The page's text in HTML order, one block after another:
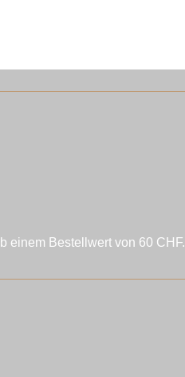
einem Bestellwert von 60 CHF.